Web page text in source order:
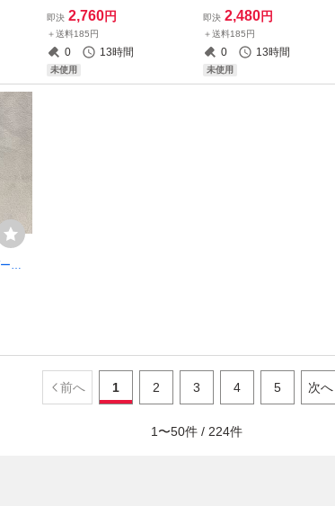
計6個セット クロスファクタ
ー マダイ 真鯛 ひとつテンヤ
ケイムラ オモリ付き釣り針
即決 2,760円
＋送料185円
0 13時間
未使用
ッテドロッパー 2.0号 合計8
個 イカメタルのアシストに
エギスッテ イカスッテ
即決 2,480円
＋送料185円
0 13時間
未使用
ム
ク
前へ 1 2 3 4 5 次へ
1〜50件 / 224件